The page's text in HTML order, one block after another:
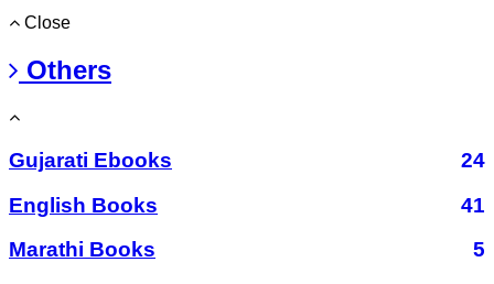
Close
Others
Gujarati Ebooks
24
English Books
41
Marathi Books
5